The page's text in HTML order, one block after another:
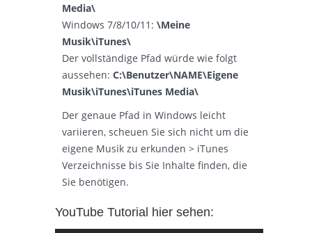
Media\
Windows 7/8/10/11: \Meine
Musik\iTunes\
Der vollständige Pfad würde wie folgt
aussehen: C:\Benutzer\NAME\Eigene
Musik\iTunes\iTunes Media\
Der genaue Pfad in Windows leicht
variieren, scheuen Sie sich nicht um die
eigene Musik zu erkunden > iTunes
Verzeichnisse bis Sie Inhalte finden, die
Sie benötigen.
YouTube Tutorial hier sehen: